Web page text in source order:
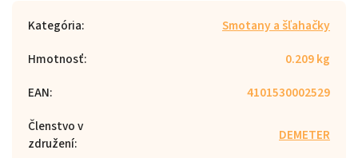
Kategória:
Smotany a šľahačky
Hmotnosť:
0.209 kg
EAN:
4101530002529
Členstvo v
združení: DEMETER